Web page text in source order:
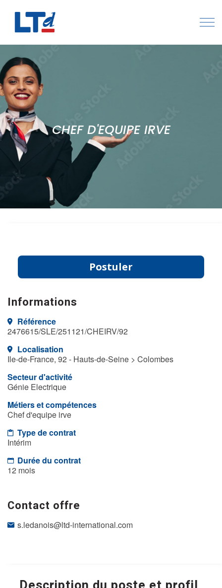
Numéro Vert : 0805 034 036
Qui sommes-nous
Rejoignez LTd
Contactez-nousCHEF D'EQUIPE IRVE
Postuler
Informations
Référence
2476615/SLE/251121/CHEIRV/92
Localisation
Ile-de-France, 92 - Hauts-de-Seine > Colombes
Secteur d'activité
Génie Electrique
Métiers et compétences
Chef d'equipe irve
Type de contrat
Intérim
Durée du contrat
12 mois
Contact offre
s.ledanois@ltd-international.com